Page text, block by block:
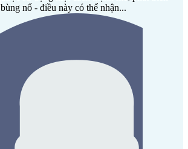
bùng nổ - điều này có thể nhận...